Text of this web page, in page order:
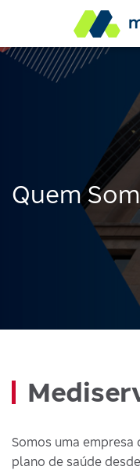
Quem
Somos uma
plano de saúde